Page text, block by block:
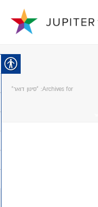
Archives for: "סינון דואר"